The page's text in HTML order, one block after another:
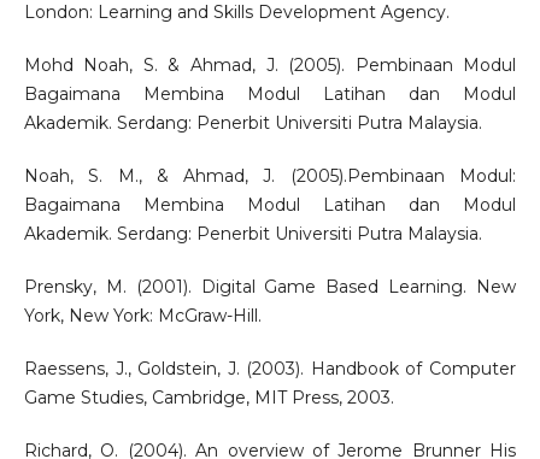
London: Learning and Skills Development Agency.
Mohd Noah, S. & Ahmad, J. (2005). Pembinaan Modul
Bagaimana Membina Modul Latihan dan Modul
Akademik. Serdang: Penerbit Universiti Putra Malaysia.
Noah, S. M., & Ahmad, J. (2005).Pembinaan Modul:
Bagaimana Membina Modul Latihan dan Modul
Akademik. Serdang: Penerbit Universiti Putra Malaysia.
Prensky, M. (2001). Digital Game Based Learning. New
York, New York: McGraw-Hill.
Raessens, J., Goldstein, J. (2003). Handbook of Computer
Game Studies, Cambridge, MIT Press, 2003.
Richard, O. (2004). An overview of Jerome Brunner His